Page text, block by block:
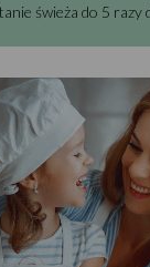
świeża do 5 razy